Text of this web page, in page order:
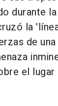
durante
la
de
el